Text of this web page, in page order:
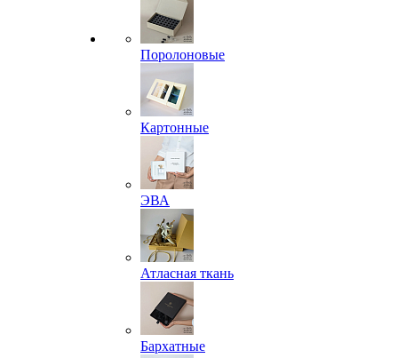
Поролоновые
Картонные
ЭВА
Атласная ткань
Бархатные